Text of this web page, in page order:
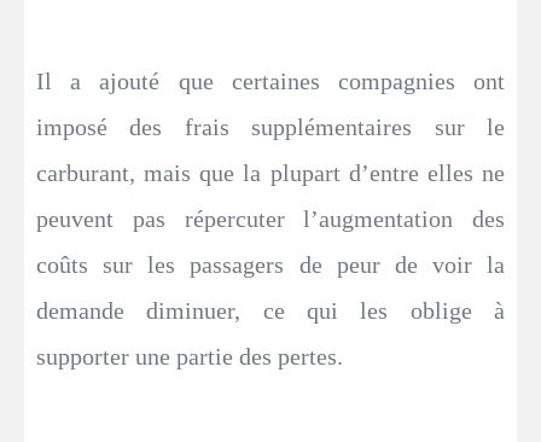
Il a ajouté que certaines compagnies ont
imposé des frais supplémentaires sur le
carburant, mais que la plupart d’entre elles ne
peuvent pas répercuter l’augmentation des
coûts sur les passagers de peur de voir la
demande diminuer, ce qui les oblige à
supporter une partie des pertes.